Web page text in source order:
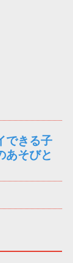
できる子
あそびと